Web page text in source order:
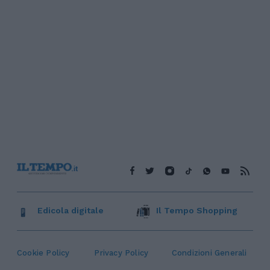
Cookie Policy Privacy Policy Condizioni Generali
Edicola digitale Il Tempo Shopping